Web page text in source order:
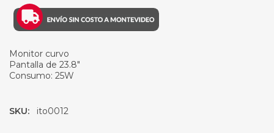
Monitor curvo
Pantalla de 23.8"
Consumo: 25W
SKU: ito0012